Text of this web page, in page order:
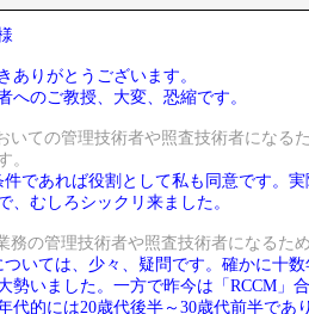
ありがとうございます。
へのご教授、大変、恐縮です。
いての管理技術者や照査技術者になる
。
件であれば役割として私も同意です。
、むしろシックリ来ました。
務の管理技術者や照査技術者になるた
ついては、少々、疑問です。確かに十
勢いました。一方で昨今は「RCCM」
代的には20歳代後半～30歳代前半で